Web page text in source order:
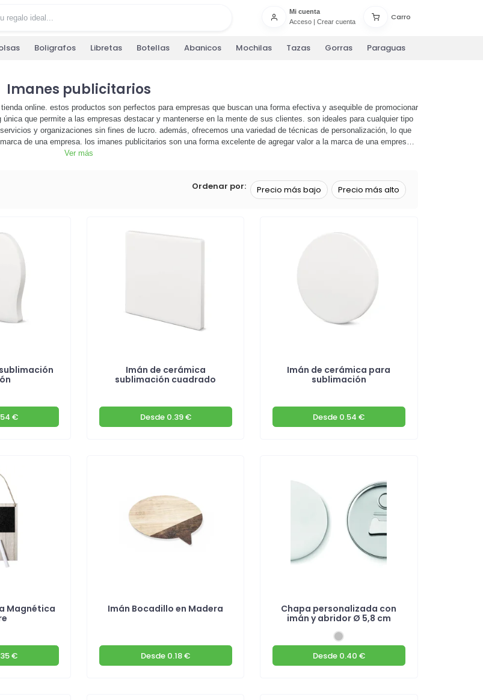
Mi cuenta
Acceso| Crear cuenta
Carro
Boligrafos Libretas Botellas Abanicos Mochilas Tazas Gorras Paraguas
Imanes publicitarios
online. estos productos son perfectos para empresas que buscan una forma efectiva y asequible de promocionar
que permite a las empresas destacar y mantenerse en la mente de sus clientes. son ideales para cualquier tipo
y organizaciones sin fines de lucro. además, ofrecemos una variedad de técnicas de personalización, lo que
de una empresa. los imanes publicitarios son una forma excelente de agregar valor a la marca de una empresa y
🚀 explora nuestra selección de imanes publicitarios y comienza a promocionar tu negocio de una manera
Ver más
Ordenar por: Precio más bajo Precio más alto
€
Imán de cerámica
sublimación cuadrado
Desde0.39 €
Imán de cerámica para
sublimación
Desde 0.54 €
Magnética
€
Imán Bocadillo en Madera
Desde 0.18 €
Chapa personalizada con
imán y abridor Ø 5,8 cm
Desde0.40 €